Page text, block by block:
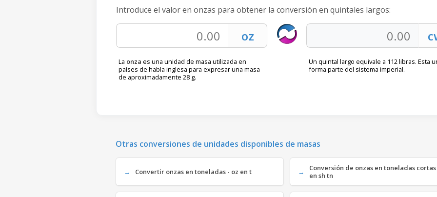
Introduce el valor en onzas para obtener la conversión en quintales largos:
La onza es una unidad de masa utilizada en
países de habla inglesa para expresar una masa
de aproximadamente 28 g.
Un quintal largo equivale a 112 libras. Esta
forma parte del sistema imperial.
Otras conversiones de unidades disponibles de masas
Convertir onzas en toneladas - oz en t
Conversión de onzas en toneladas cortas
en sh tn